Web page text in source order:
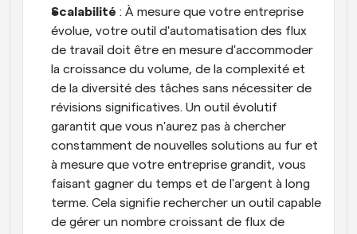
Scalabilité : À mesure que votre entreprise
évolue, votre outil d'automatisation des flux
de travail doit être en mesure d'accommoder
la croissance du volume, de la complexité et
de la diversité des tâches sans nécessiter de
révisions significatives. Un outil évolutif
garantit que vous n'aurez pas à chercher
constamment de nouvelles solutions au fur et
à mesure que votre entreprise grandit, vous
faisant gagner du temps et de l'argent à long
terme. Cela signifie rechercher un outil capable
de gérer un nombre croissant de flux de